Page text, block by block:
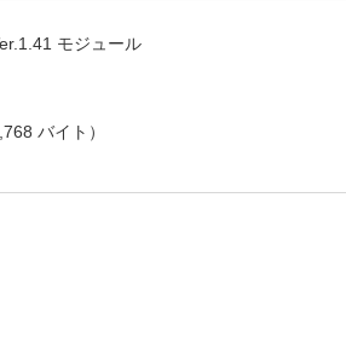
モジュール
バイト）